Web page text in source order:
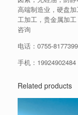
高端制造业，硬盘
工加工，贵金属加
咨询
电话： 0755-
手机： 19924902484
Related products